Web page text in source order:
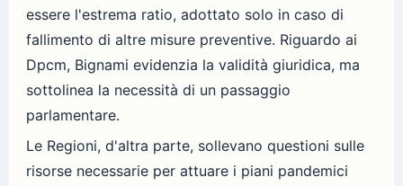
essere l'estrema ratio, adottato solo in caso di
fallimento di altre misure preventive. Riguardo ai
Dpcm, Bignami evidenzia la validità giuridica, ma
sottolinea la necessità di un passaggio
parlamentare.
Le Regioni, d'altra parte, sollevano questioni sulle
risorse necessarie per attuare i piani pandemici